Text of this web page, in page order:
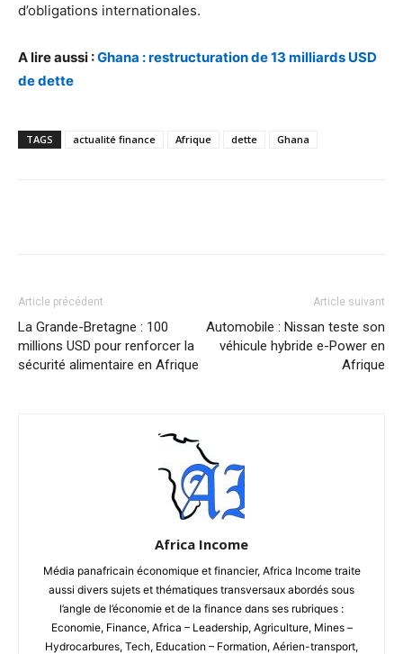
d’obligations internationales.
A lire aussi :Ghana : restructuration de 13 milliards USD
de dette
TAGS actualité finance Afrique dette Ghana
Article précédent
La Grande-Bretagne : 100
millions USD pour renforcer la
sécurité alimentaire en Afrique
Article suivant
Automobile : Nissan teste son
véhicule hybride e-Power en
Afrique
Africa Income
Média panafricain économique et financier, Africa Income traite
aussi divers sujets et thématiques transversaux abordés sous
l’angle de l’économie et de la finance dans ses rubriques :
Economie, Finance, Africa – Leadership, Agriculture, Mines –
Hydrocarbures, Tech, Education – Formation, Aérien-transport,